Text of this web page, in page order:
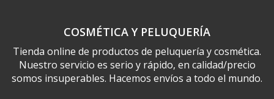
COSMÉTICA Y PELUQUERÍA
Tienda online de productos de peluquería y cosmética.
Nuestro servicio es serio y rápido, en calidad/precio
somos insuperables. Hacemos envíos a todo el mundo.